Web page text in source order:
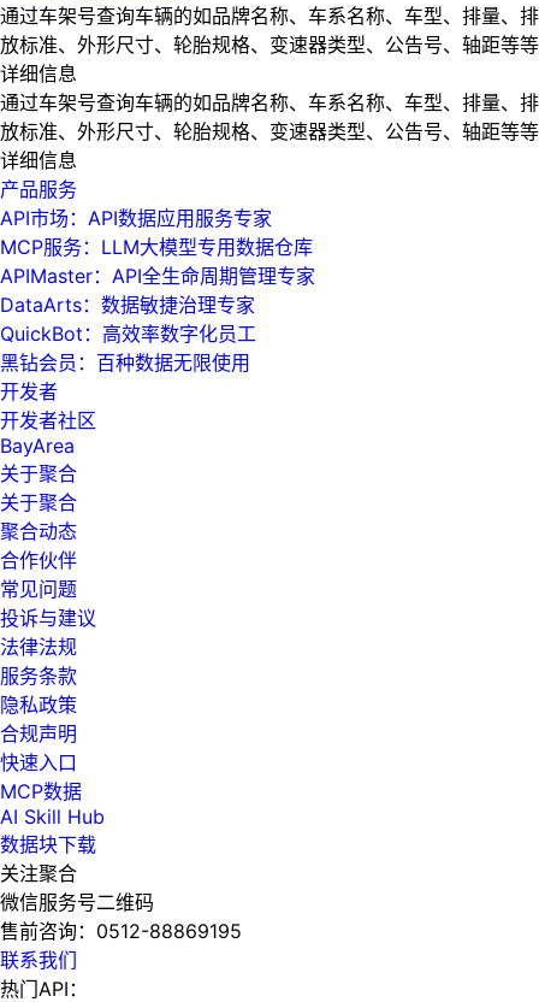
通过车架号查询车辆的如品牌名称、车系名称、车型、排量、排
放标准、外形尺寸、轮胎规格、变速器类型、公告号、轴距等等
详细信息
通过车架号查询车辆的如品牌名称、车系名称、车型、排量、排
放标准、外形尺寸、轮胎规格、变速器类型、公告号、轴距等等
详细信息
产品服务
API市场：API数据应用服务专家
MCP服务：LLM大模型专用数据仓库
APIMaster：API全生命周期管理专家
DataArts：数据敏捷治理专家
QuickBot：高效率数字化员工
黑钻会员：百种数据无限使用
开发者
开发者社区
BayArea
关于聚合
关于聚合
聚合动态
合作伙伴
常见问题
投诉与建议
法律法规
服务条款
隐私政策
合规声明
快速入口
MCP数据
AI Skill Hub
数据块下载
关注聚合
微信服务号二维码
售前咨询： 0512-88869195
联系我们
热门API：